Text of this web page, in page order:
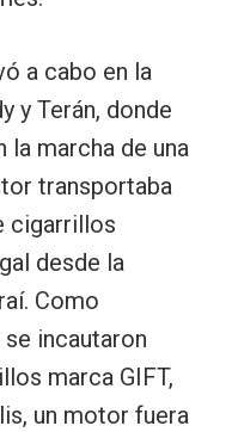
a cabo en la
y Terán, donde
marcha de una
transportaba
cigarrillos
desde la
Como
incautaron
marca GIFT,
un motor fuera